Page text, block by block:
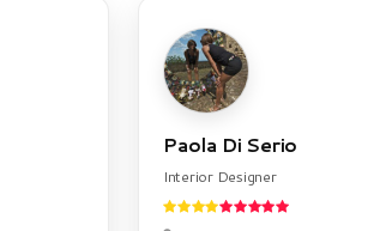
Paola Di Serio
Interior Designer